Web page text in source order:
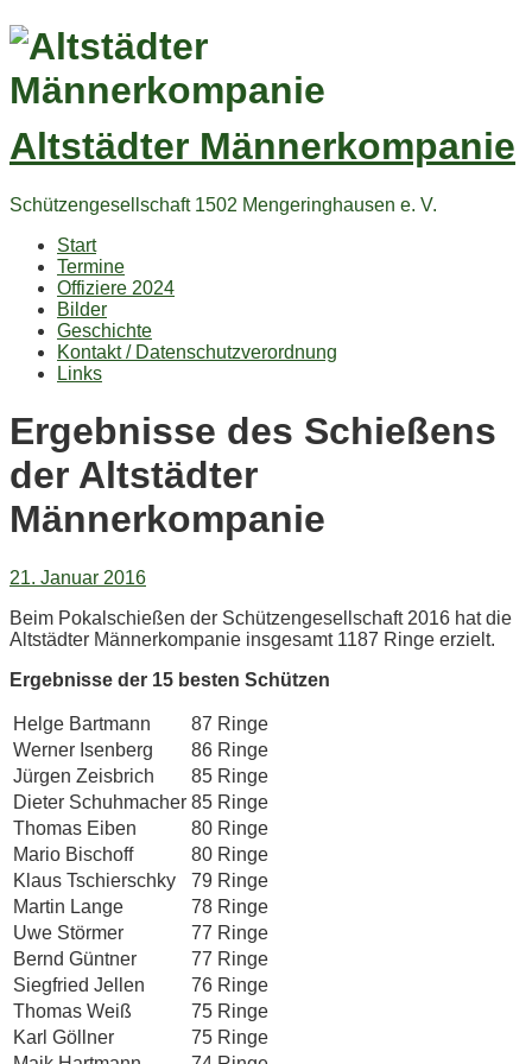
Altstädter Männerkompanie
Schützengesellschaft 1502 Mengeringhausen e. V.
Start
Termine
Offiziere 2024
Bilder
Geschichte
Kontakt / Datenschutzverordnung
Links
Ergebnisse des Schießens
der Altstädter
Männerkompanie
21. Januar 2016
Beim Pokalschießen der Schützengesellschaft 2016 hat die
Altstädter Männerkompanie insgesamt 1187 Ringe erzielt.
Ergebnisse der 15 besten Schützen
Helge Bartmann
87 Ringe
Werner Isenberg
86 Ringe
Jürgen Zeisbrich
85 Ringe
Dieter Schuhmacher 85 Ringe
Thomas Eiben
80 Ringe
Mario Bischoff
80 Ringe
Klaus Tschierschky
79 Ringe
Martin Lange
78 Ringe
Uwe Störmer
77 Ringe
Bernd Güntner
77 Ringe
Siegfried Jellen
76 Ringe
Thomas Weiß
75 Ringe
Karl Göllner
75 Ringe